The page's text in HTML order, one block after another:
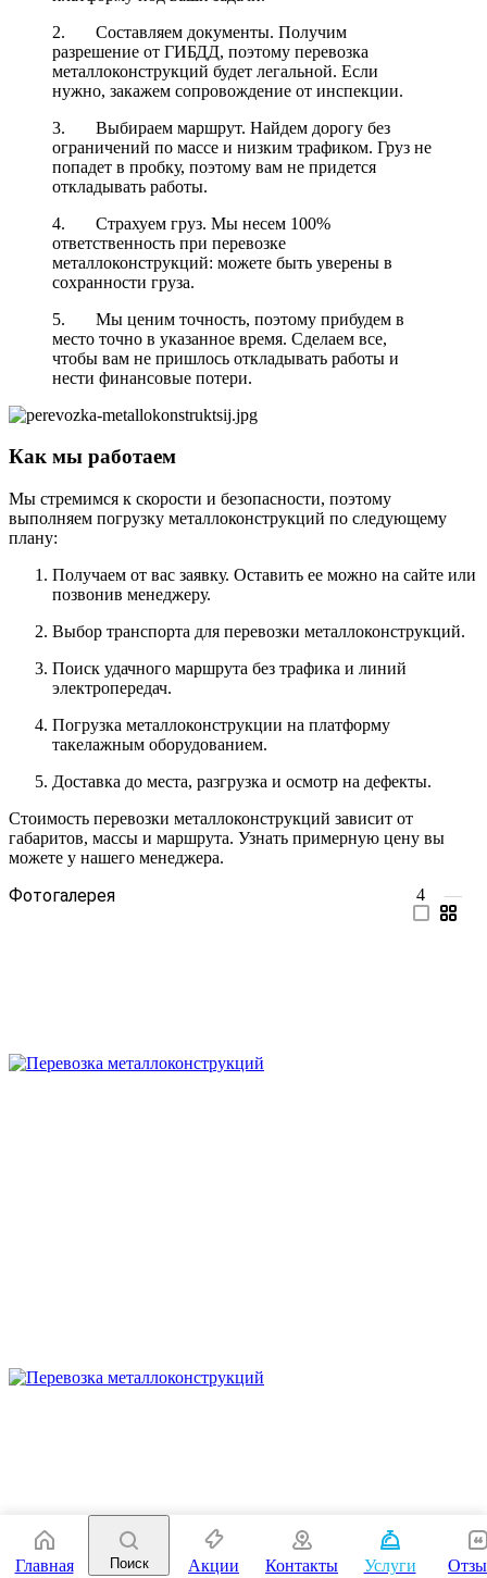
2. Составляем документы. Получим
разрешение от ГИБДД, поэтому перевозка
металлоконструкций будет легальной. Если
нужно, закажем сопровождение от инспекции.
3. Выбираем маршрут. Найдем дорогу без
ограничений по массе и низким трафиком. Груз не
попадет в пробку, поэтому вам не придется
откладывать работы.
4. Страхуем груз. Мы несем 100%
ответственность при перевозке
металлоконструкций: можете быть уверены в
сохранности груза.
5. Мы ценим точность, поэтому прибудем в
место точно в указанное время. Сделаем все,
чтобы вам не пришлось откладывать работы и
нести финансовые потери.
Как мы работаем
Мы стремимся к скорости и безопасности, поэтому
выполняем погрузку металлоконструкций по следующему
плану:
Получаем от вас заявку. Оставить ее можно на сайте или
позвонив менеджеру.
Выбор транспорта для перевозки металлоконструкций.
Поиск удачного маршрута без трафика и линий
электропередач.
Погрузка металлоконструкции на платформу
такелажным оборудованием.
Доставка до места, разгрузка и осмотр на дефекты.
Стоимость перевозки металлоконструкций зависит от
габаритов, массы и маршрута. Узнать примерную цену вы
можете у нашего менеджера.
Фотогалерея 4 —
Главная Поиск Акции Контакты Услуги